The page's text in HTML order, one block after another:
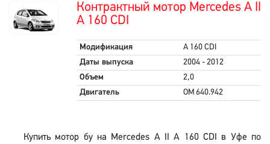
Контрактный мотор Mercedes A II
A 160 CDI
Модификация
A 160 CDI
Даты выпуска
2004 - 2012
Объем
2,0
Двигатель
OM 640.942
Купить мотор бу на Mercedes A II A 160 CDI в Уфе по